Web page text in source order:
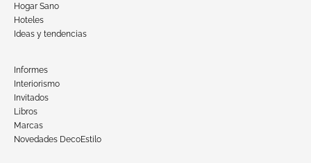
Hogar Sano
Hoteles
Ideas y tendencias
Informes
Interiorismo
Invitados
Libros
Marcas
Novedades DecoEstilo